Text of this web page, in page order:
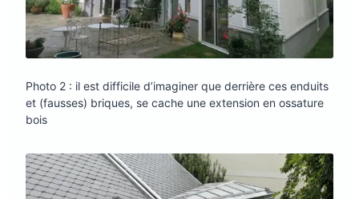
Photo 2 : il est difficile d’imaginer que derrière ces enduits
et (fausses) briques, se cache une extension en ossature
bois